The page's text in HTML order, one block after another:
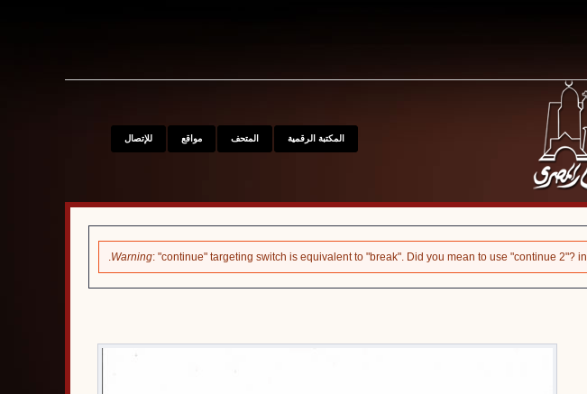
للإتصال مواقع المتحف المكتبة الرقمية
Warning: "continue" targeting switch is equivalent to "break". Did you mean to use "continue 2"? in